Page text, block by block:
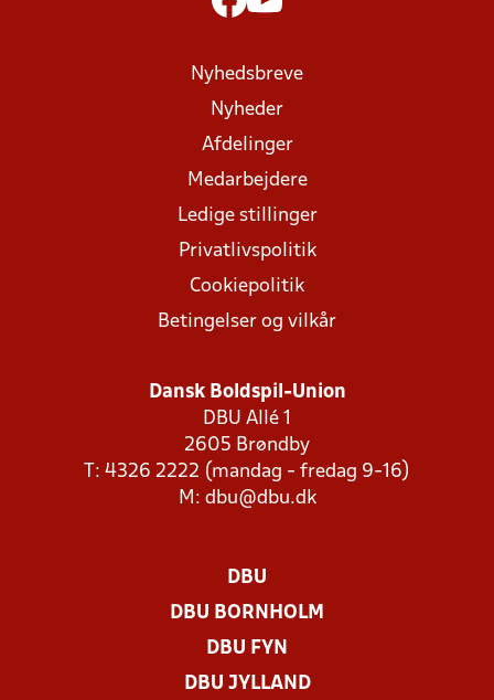
Nyhedsbreve
Nyheder
Afdelinger
Medarbejdere
Ledige stillinger
Privatlivspolitik
Cookiepolitik
Betingelser og vilkår
Dansk Boldspil-Union
DBU Allé 1
2605 Brøndby
T: 4326 2222 (mandag - fredag 9-16)
M: dbu@dbu.dk
DBU
DBU BORNHOLM
DBU FYN
DBU JYLLAND